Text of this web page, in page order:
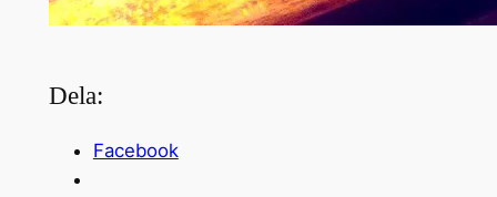
Dela:
Facebook